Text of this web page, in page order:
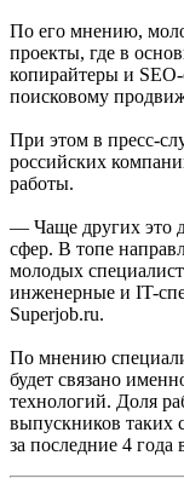
По его мнению,
проекты, где в
копирайтеры и
поисковому
При этом в пресс-
российских
работы.
— Чаще других это
сфер. В топе
молодых
инженерные и IT-
Superjob.ru.
По мнению
будет связано
технологий. Доля
выпускников таких
за последние 4 года